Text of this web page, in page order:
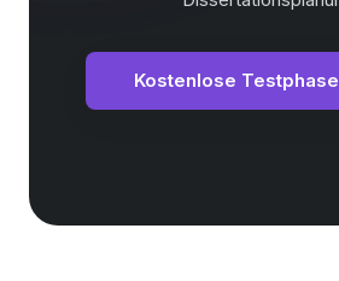
Kostenlose